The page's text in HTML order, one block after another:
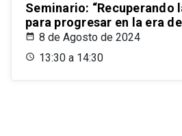
Seminario: “Recuperando
para progresar en la era
8 de Agosto de 2024
13:30 a 14:30